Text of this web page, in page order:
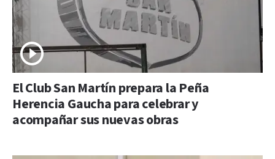
El Club San Martín prepara la Peña
Herencia Gaucha para celebrar y
acompañar sus nuevas obras